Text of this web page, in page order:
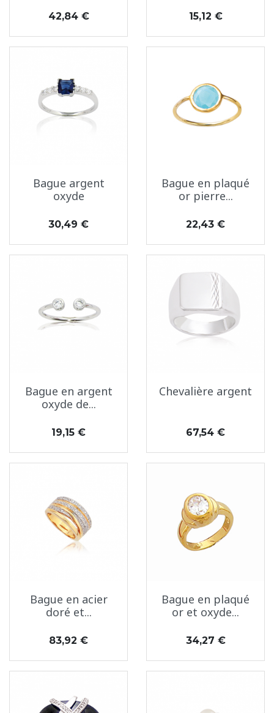
Prix
42,84 € Prix
15,12 €
Bague argent
oxyde
Prix
30,49 €
Bague en plaqué
or pierre...
Prix
22,43 €
Bague en argent
oxyde de...
Prix
19,15 €
Chevalière argent
Prix
67,54 €
Bague en acier
doré et...
Prix
83,92 €
Bague en plaqué
or et oxyde...
Prix
34,27 €